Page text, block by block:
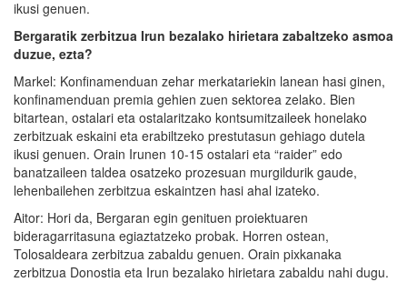
ikusi genuen.
Bergaratik zerbitzua Irun bezalako hirietara zabaltzeko asmoa
duzue, ezta?
Markel: Konfinamenduan zehar merkatariekin lanean hasi ginen,
konfinamenduan premia gehien zuen sektorea zelako. Bien
bitartean, ostalari eta ostalaritzako kontsumitzaileek honelako
zerbitzuak eskaini eta erabiltzeko prestutasun gehiago dutela
ikusi genuen. Orain Irunen 10-15 ostalari eta “raider” edo
banatzaileen taldea osatzeko prozesuan murgildurik gaude,
lehenbailehen zerbitzua eskaintzen hasi ahal izateko.
Aitor: Hori da, Bergaran egin genituen proiektuaren
bideragarritasuna egiaztatzeko probak. Horren ostean,
Tolosaldeara zerbitzua zabaldu genuen. Orain pixkanaka
zerbitzua Donostia eta Irun bezalako hirietara zabaldu nahi dugu.